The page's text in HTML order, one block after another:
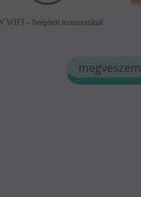
WIFI – beépített termosztáttal
megveszem